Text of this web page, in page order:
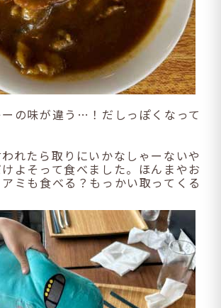
の味が違う…！だしっぽくなって
れたら取りにいかなしゃーないや
よそって食べました。ほんまやお
ミも食べる？もっかい取ってくる